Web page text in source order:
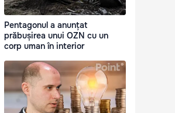
Pentagonul a anunțat
prăbușirea unui OZN cu un
corp uman în interior